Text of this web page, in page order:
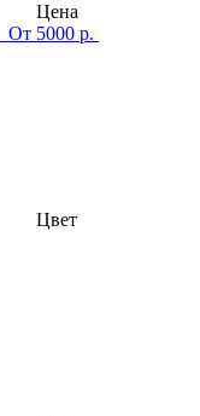
Цена
От 5000 р.
Цвет